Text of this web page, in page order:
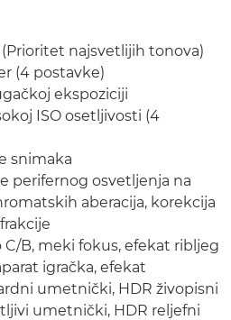
najsvetlijih tonova)
(4 postavke)
ekspoziciji
ISO osetljivosti (4
snimaka
perifernog osvetljenja na
aberacija, korekcija
B, meki fokus, efekat ribljeg
igračka, efekat
umetnički, HDR živopisni
umetnički, HDR reljefni